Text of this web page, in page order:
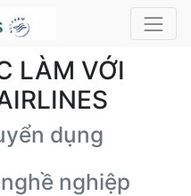
LÀM VỚI
dụng
nghiệp